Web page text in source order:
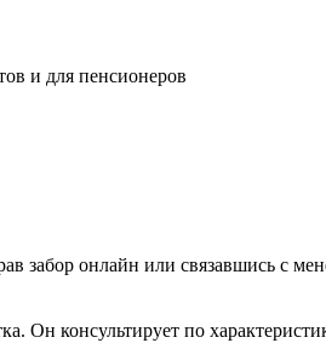
и для пенсионеров
забор онлайн или связавшись с
Он консультирует по